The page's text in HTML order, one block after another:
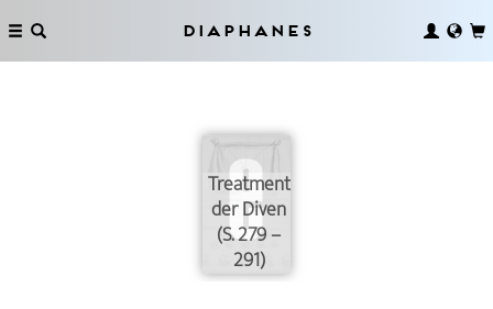
Diaphanes
Treatment
der Diven
(S. 279 –
291)